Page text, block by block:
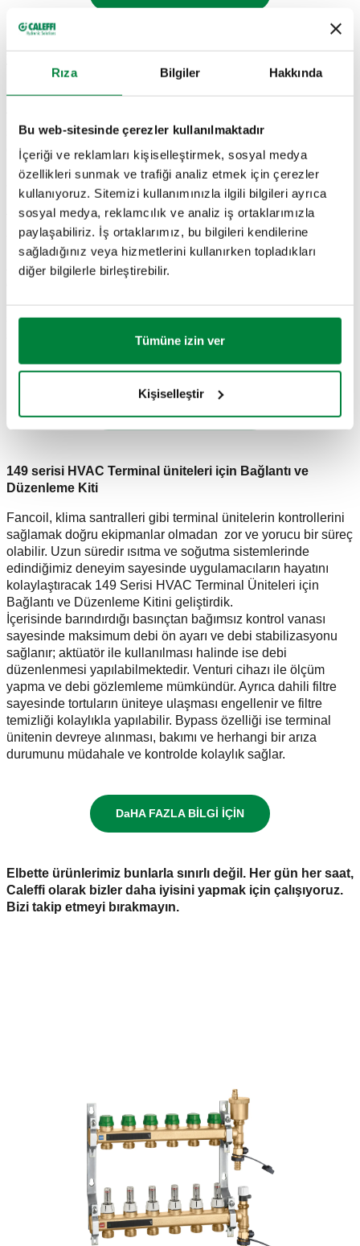
Rıza Bilgiler Hakkında
Bu web-sitesinde çerezler kullanılmaktadır
İçeriği ve reklamları kişiselleştirmek, sosyal medya
özellikleri sunmak ve trafiği analiz etmek için çerezler
kullanıyoruz. Sitemizi kullanımınızla ilgili bilgileri ayrıca
sosyal medya, reklamcılık ve analiz iş ortaklarımızla
paylaşabiliriz. İş ortaklarımız, bu bilgileri kendilerine
sağladığınız veya hizmetlerini kullanırken topladıkları
diğer bilgilerle birleştirebilir.
Tümüne izin ver
Kişiselleştir
5790 serisi Kendinden Temizlemeli Manyetik Tortu
Tutucu DIRTMAGCLEAN:
Tortu tutucular – tercihen mıknatıslı versiyonlar – daha az
sayesinde özellikle başarılı olmuşlardır. Ancak bu ürünler
diğer süreçlerde yeterli olamamaktadır.
Bizim için de bu eksikliği gidermek en son çıkardığımız su
arıtma ürününü geliştirirken motivasyonumuz oldu.
Ürünümüz, yüksek verimli bir manyetik tortu ayırıcının sistemi
tüm tortu ve demir partiküllerden arındırma özelliği ile belirli
aralıklarla kendini temizleyebilme özelliğini beraber sunar.
Bunu önceden ayarlanmış bir programa göre belirli
aralıklarla ve belirtilen tıkanma seviyesine ulaştığında
sayesinde 2 µm üzerindeki tüm partikülleri devamlı olarak
süzer ve aynı zamanda filtrelerin yüzeyine yerleştirilmiş
149 serisi HVAC Terminal üniteleri için Bağlantı ve
Düzenleme Kiti
Fancoil, klima santralleri gibi terminal ünitelerin kontrollerini
sağlamak doğru ekipmanlar olmadan zor ve yorucu bir süreç
olabilir. Uzun süredir ısıtma ve soğutma sistemlerinde
edindiğimiz deneyim sayesinde uygulamacıların hayatını
kolaylaştıracak 149 Serisi HVAC Terminal Üniteleri için
Bağlantı ve Düzenleme Kitini geliştirdik.
İçerisinde barındırdığı basınçtan bağımsız kontrol vanası
sayesinde maksimum debi ön ayarı ve debi stabilizasyonu
sağlanır; aktüatör ile kullanılması halinde ise debi
düzenlenmesi yapılabilmektedir. Venturi cihazı ile ölçüm
yapma ve debi gözlemleme mümkündür. Ayrıca dahili filtre
sayesinde tortuların üniteye ulaşması engellenir ve filtre
temizliği kolaylıkla yapılabilir. Bypass özelliği ise terminal
ünitenin devreye alınması, bakımı ve herhangi bir arıza
durumunu müdahale ve kontrolde kolaylık sağlar.
DaHA FAZLA BİLGİ İÇİN
Elbette ürünlerimiz bunlarla sınırlı değil. Her gün her saat,
Caleffi olarak bizler daha iyisini yapmak için çalışıyoruz.
Bizi takip etmeyi bırakmayın.